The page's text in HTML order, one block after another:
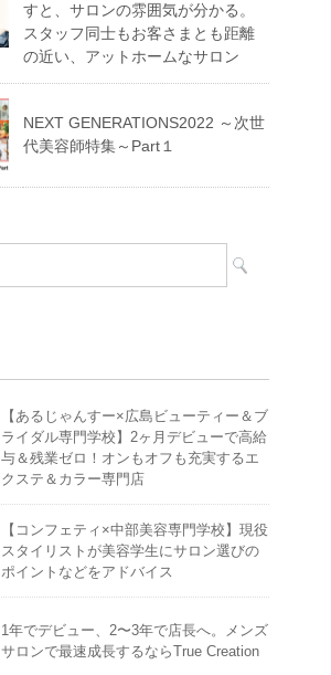
すと、サロンの雰囲気が分かる。
スタッフ同士もお客さまとも距離
の近い、アットホームなサロン
NEXT GENERATIONS2022 ～次世
代美容師特集～Part１
【あるじゃんすー×広島ビューティー＆ブ
ライダル専門学校】2ヶ月デビューで高給
与＆残業ゼロ！オンもオフも充実するエ
クステ＆カラー専門店
【コンフェティ×中部美容専門学校】現役
スタイリストが美容学生にサロン選びの
ポイントなどをアドバイス
1年でデビュー、2〜3年で店長へ。メンズ
サロンで最速成長するならTrue Creation